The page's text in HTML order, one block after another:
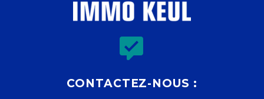


CONTACTEZ-NOUS :